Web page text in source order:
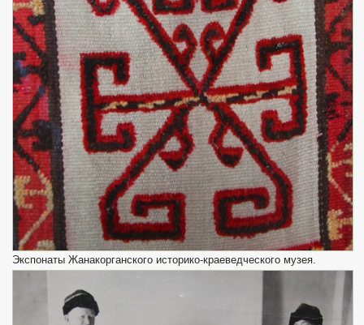
Экспонаты Жанакорганского историко-краеведческого музея.